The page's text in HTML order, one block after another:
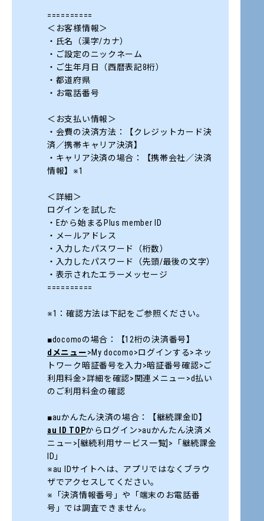
==========
＜お客様情報＞
・氏名（漢字/カナ）
・ご設定のニックネーム
・ご生年月日（西暦表記8桁）
・都道府県
・お電話番号
＜お支払い情報＞
・会費の決済方法：【クレジットカード決
済／携帯キャリア決済】
・キャリア決済の場合：【携帯会社／決済
情報】※1
＜詳細＞
ログインを試した
・Eから始まるPlus member ID
・メールアドレス
・入力したパスワード（桁数）
・入力したパスワード（先頭/最後の文字）
・表示されたエラーメッセージ
==========
※1：確認方法は下記をご参照ください。
■docomoの場合：【12桁の決済番号】
dメニュー>My docomo>ログインする>ネッ
トワーク暗証番号を入力>暗証番号確認>ご
利用料金>詳細を確認>関連メニュー>d払い
のご利用料金の確認
■auかんたん決済の場合：【継続課金ID】
au ID TOPからログイン>auかんたん決済メ
ニュー>[継続利用サービス一覧]>「継続課金
ID」
※au IDサイトへは、アプリではなくブラウ
ザでアクセスしてください。
※「決済情報番号」や「端末のお電話番
号」では調査できません。